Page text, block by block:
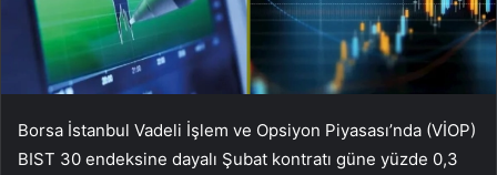
Borsa İstanbul Vadeli İşlem ve Opsiyon Piyasası’nda (VİOP)
BIST 30 endeksine dayalı Şubat kontratı güne yüzde 0,3